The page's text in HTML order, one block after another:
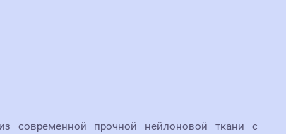
современной прочной нейлоновой ткани с